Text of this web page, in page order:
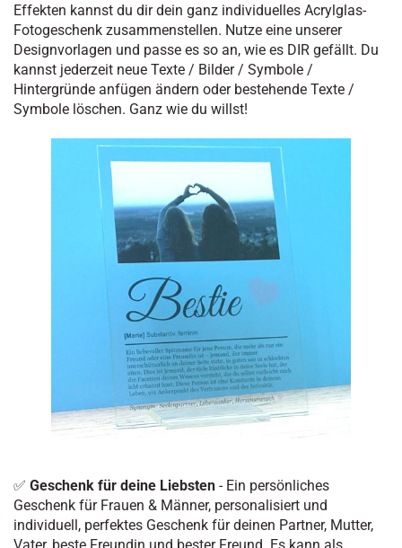
Effekten kannst du dir dein ganz individuelles Acrylglas-
Fotogeschenk zusammenstellen. Nutze eine unserer
Designvorlagen und passe es so an, wie es DIR gefällt. Du
kannst jederzeit neue Texte / Bilder / Symbole /
Hintergründe anfügen ändern oder bestehende Texte /
Symbole löschen. Ganz wie du willst!
✅ Geschenk für deine Liebsten - Ein persönliches
Geschenk für Frauen & Männer, personalisiert und
individuell, perfektes Geschenk für deinen Partner, Mutter,